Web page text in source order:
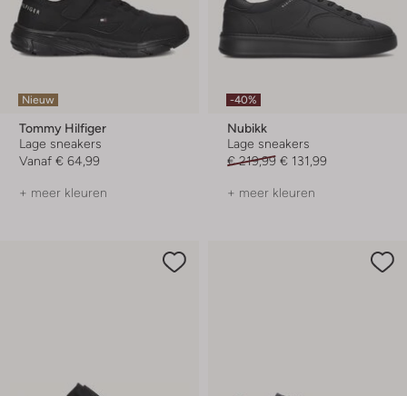
Nieuw
Tommy Hilfiger
Lage sneakers
Vanaf € 64,99
+ meer kleuren
-40%
Nubikk
Lage sneakers
€ 219,99 € 131,99
+ meer kleuren